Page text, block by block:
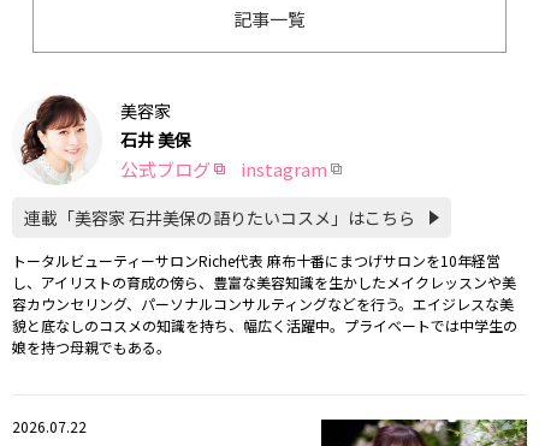
記事一覧
美容家
石井 美保
公式ブログ instagram
連載「美容家 石井美保の語りたいコスメ」はこちら
トータルビューティーサロンRiche代表 麻布十番にまつげサロンを10年経営
し、アイリストの育成の傍ら、豊富な美容知識を生かしたメイクレッスンや美
容カウンセリング、パーソナルコンサルティングなどを行う。エイジレスな美
貌と底なしのコスメの知識を持ち、幅広く活躍中。プライベートでは中学生の
娘を持つ母親でもある。
2026.07.22